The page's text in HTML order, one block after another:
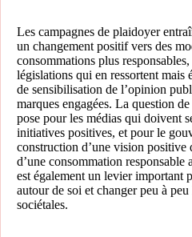
Les campagnes de plaidoyer
un changement positif vers des
consommations plus
législations qui en ressortent mais
de sensibilisation de l’opinion
marques engagées. La question
pose pour les médias qui doivent
initiatives positives, et pour le
construction d’une vision positive
d’une consommation
est également un levier important
autour de soi et changer peu à peu
sociétales.